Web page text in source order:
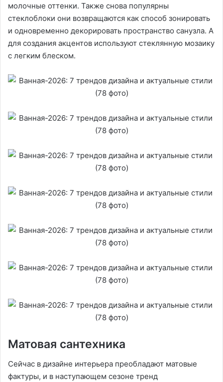
молочные оттенки. Также снова популярны
стеклоблоки они возвращаются как способ зонировать
и одновременно декорировать пространство санузла. А
для создания акцентов используют стеклянную мозаику
с легким блеском.
Матовая сантехника
Сейчас в дизайне интерьера преобладают матовые
фактуры, и в наступающем сезоне тренд